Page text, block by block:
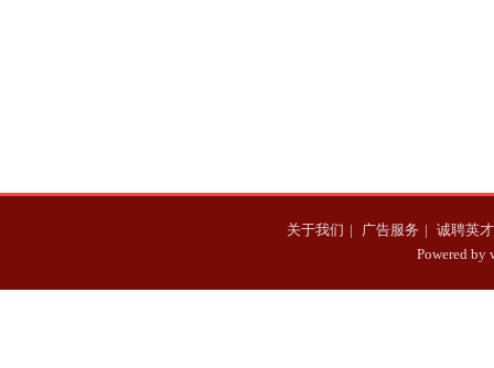
关于我们 | 广告服务 | 诚聘英才
Powered by